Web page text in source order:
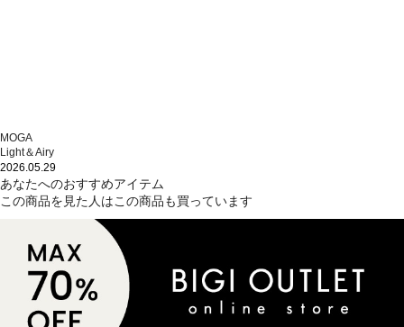
MOGA
Light＆Airy
2026.05.29
あなたへのおすすめアイテム
この商品を見た人はこの商品も買っています